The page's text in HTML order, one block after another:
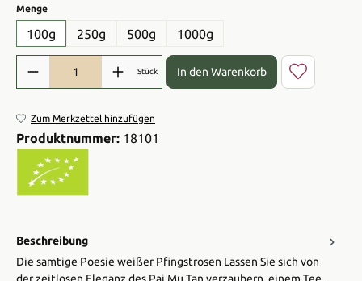
Mengeauswählen
100g 250g 500g 1000g
Produkt Anzahl: Gib den gewünschten Wert ein oder benutze die
Stück In den Warenkorb
Zum Merkzettel hinzufügen
Produktnummer: 18101
Beschreibung
Die samtige Poesie weißer Pfingstrosen Lassen Sie sich von